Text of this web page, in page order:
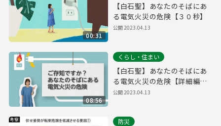
00:31
【白石聖】あなたのそばにあ
る電気火災の危険【３０秒】
公開2023.04.13
08:56
くらし・住まい
【白石聖】あなたのそばにあ
る電気火災の危険【詳細編９
分】
公開2023.04.13
防災